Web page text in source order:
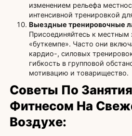
изменением рельефа
интенсивной тренировкой
Выездные тренировочные
Присоединяйтесь к местным
«буткемпе». Часто они
кардио-, силовых
гибкость в групповой
мотивацию и товарищество.
Советы По
Фитнесом На
Воздухе: